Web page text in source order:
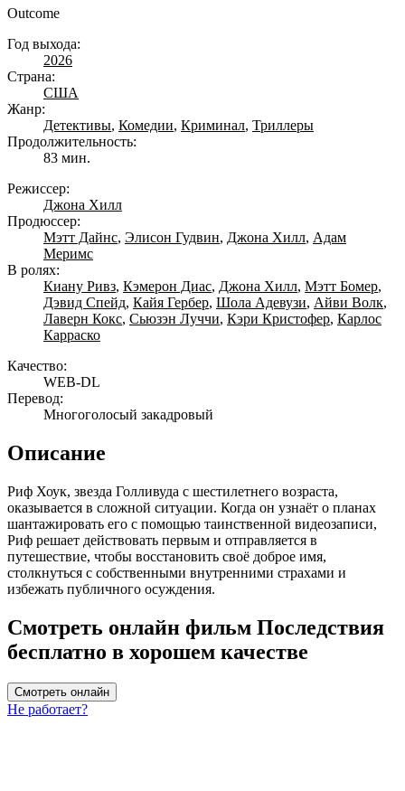
Outcome
Год выхода:
2026
Страна:
США
Жанр:
Детективы, Комедии, Криминал, Триллеры
Продолжительность:
83 мин.
Режиссер:
Джона Хилл
Продюссер:
Мэтт Дайнс, Элисон Гудвин, Джона Хилл, Адам
Меримс
В ролях:
Киану Ривз, Кэмерон Диас, Джона Хилл, Мэтт Бомер,
Дэвид Спейд, Кайя Гербер, Шола Адевузи, Айви Волк,
Лаверн Кокс, Сьюзэн Луччи, Кэри Кристофер, Карлос
Карраско
Качество:
WEB-DL
Перевод:
Многоголосый закадровый
Описание
Риф Хоук, звезда Голливуда с шестилетнего возраста,
оказывается в сложной ситуации. Когда он узнаёт о планах
шантажировать его с помощью таинственной видеозаписи,
Риф решает действовать первым и отправляется в
путешествие, чтобы восстановить своё доброе имя,
столкнуться с собственными внутренними страхами и
избежать публичного осуждения.
Смотреть онлайн фильм Последствия
бесплатно в хорошем качестве
Смотреть онлайн
Не работает?